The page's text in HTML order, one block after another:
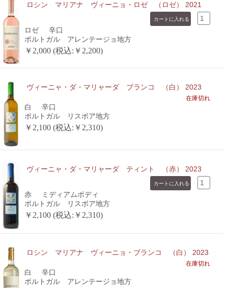
ロシン マリアナ ヴィーニョ・ロゼ （ロゼ） 2021
ロゼ
辛口
ポルトガル アレンテージョ地方
￥2,000 (税込:￥2,200)
ヴィーニャ・ダ・マリャーダ ブランコ （白） 2023
在庫切れ
白
辛口
ポルトガル リスボア地方
￥2,100 (税込:￥2,310)
ヴィーニャ・ダ・マリャーダ ティント （赤） 2023
赤
ミディアムボディ
ポルトガル リスボア地方
￥2,100 (税込:￥2,310)
ロシン マリアナ ヴィーニョ・ブランコ （白） 2023
在庫切れ
白
辛口
ポルトガル アレンテージョ地方